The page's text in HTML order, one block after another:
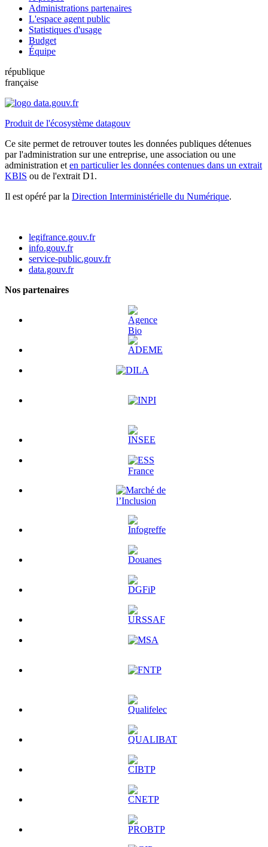
Administrations partenaires
L'espace agent public
Statistiques d'usage
Budget
Équipe
république
française
Produit de l'écosystème datagouv
Ce site permet de retrouver toutes les données publiques détenues
par l'administration sur une entreprise, une association ou une
administration et en particulier les données contenues dans un extrait
KBIS ou de l'extrait D1.
Il est opéré par la Direction Interministérielle du Numérique.
legifrance.gouv.fr
info.gouv.fr
service-public.gouv.fr
data.gouv.fr
Nos partenaires